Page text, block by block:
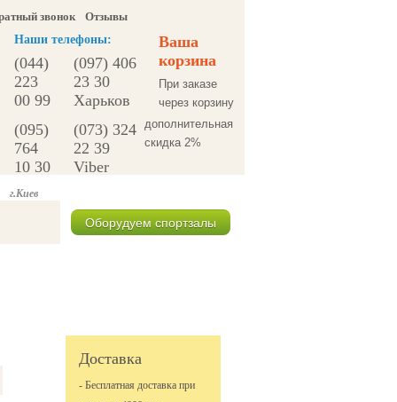
звонок
Отзывы
Наши телефоны:
Ваша
корзина
При заказе
через корзину
дополнительная
скидка 2%
(044)
223
00 99
(097) 406
23 30
Харьков
(095)
764
10 30
(073) 324
22 39
Viber
г.Киев
Оборудуем спортзалы
Доставка
- Бесплатная доставка при